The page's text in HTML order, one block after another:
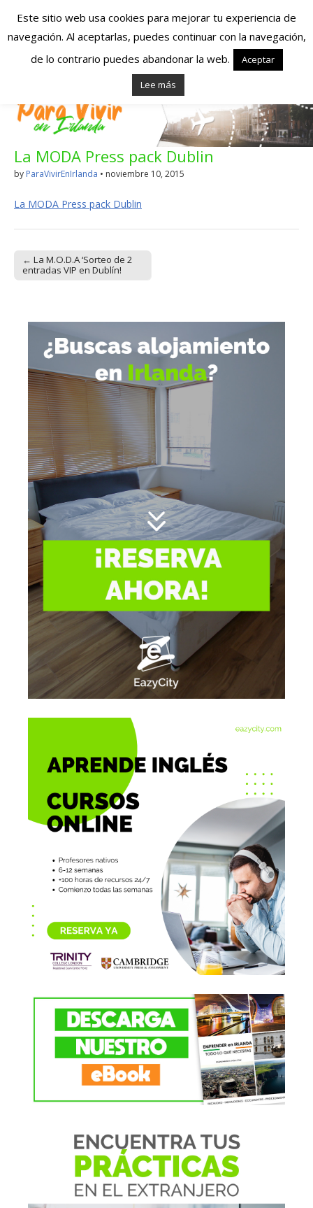
Españoles en
Irlanda – Vivir en
Irlanda – Trabajo
en Irlanda –
Alojamiento en
Irlanda
Blog dedicado a los que viven, estudian y trabajan en
Irlanda!
La MODA Press pack Dublin
by ParaVivirEnIrlanda • noviembre 10, 2015
La MODA Press pack Dublin
Post navigation
← La M.O.D.A ‘Sorteo de 2
entradas VIP en Dublín!
Este sitio web usa cookies para mejorar tu experiencia de
navegación. Al aceptarlas, puedes continuar con la navegación,
de lo contrario puedes abandonar la web.
Aceptar
Lee más